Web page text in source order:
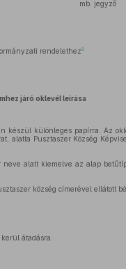
mb. jegyző
rendelethez9
járó oklevél leírása
készül különleges papírra. Az
alatta Pusztaszer Község
alatt kiemelve az alap
község címerével ellátott
átadásra.